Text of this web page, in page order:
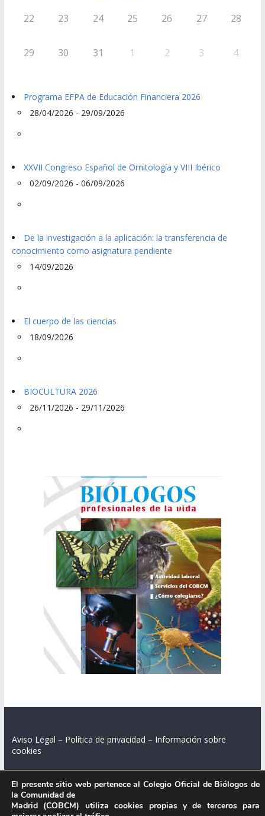
22 23 24 25 26 27 28
29 30 31 1 2 3 4
Programa EFPA de Educación Financiera 2026
28/04/2026 - 29/09/2026
XXVII Congreso Español de Ornitología y VIII Ibérico
02/09/2026 - 06/09/2026
De la investigación a la aplicación: la transferencia de
conocimiento como asignatura pendiente
14/09/2026
El cuerpo de las ciencias
18/09/2026
BIOCULTURA 2026
26/11/2026 - 29/11/2026
Aviso Legal – Política de privacidad – Información sobre
cookies
Colegio Oficial de Biólogos de la Comunidad de Madrid.
El presente sitio web pertenece al Colegio Oficial de Biólogos de
la Comunidad de
Madrid (COBCM) utiliza cookies propias y de terceros para